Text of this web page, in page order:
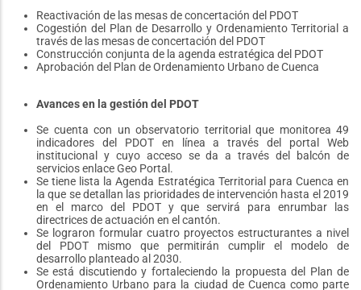
Reactivación de las mesas de concertación del PDOT
Cogestión del Plan de Desarrollo y Ordenamiento Territorial a
través de las mesas de concertación del PDOT
Construcción conjunta de la agenda estratégica del PDOT
Aprobación del Plan de Ordenamiento Urbano de Cuenca
Avances en la gestión del PDOT
Se cuenta con un observatorio territorial que monitorea 49
indicadores del PDOT en línea a través del portal Web
institucional y cuyo acceso se da a través del balcón de
servicios enlace Geo Portal.
Se tiene lista la Agenda Estratégica Territorial para Cuenca en
la que se detallan las prioridades de intervención hasta el 2019
en el marco del PDOT y que servirá para enrumbar las
directrices de actuación en el cantón.
Se lograron formular cuatro proyectos estructurantes a nivel
del PDOT mismo que permitirán cumplir el modelo de
desarrollo planteado al 2030.
Se está discutiendo y fortaleciendo la propuesta del Plan de
Ordenamiento Urbano para la ciudad de Cuenca como parte